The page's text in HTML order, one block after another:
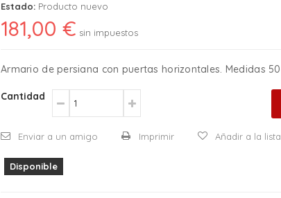
Estado: Producto nuevo
181,00 € sin impuestos
Armario de persiana con puertas horizontales. Medidas
Cantidad
Enviar a un amigo Imprimir Añadir a la
Disponible